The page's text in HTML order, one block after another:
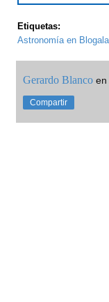
Etiquetas:
Astronomía en
Gerardo Blanco en
Compartir